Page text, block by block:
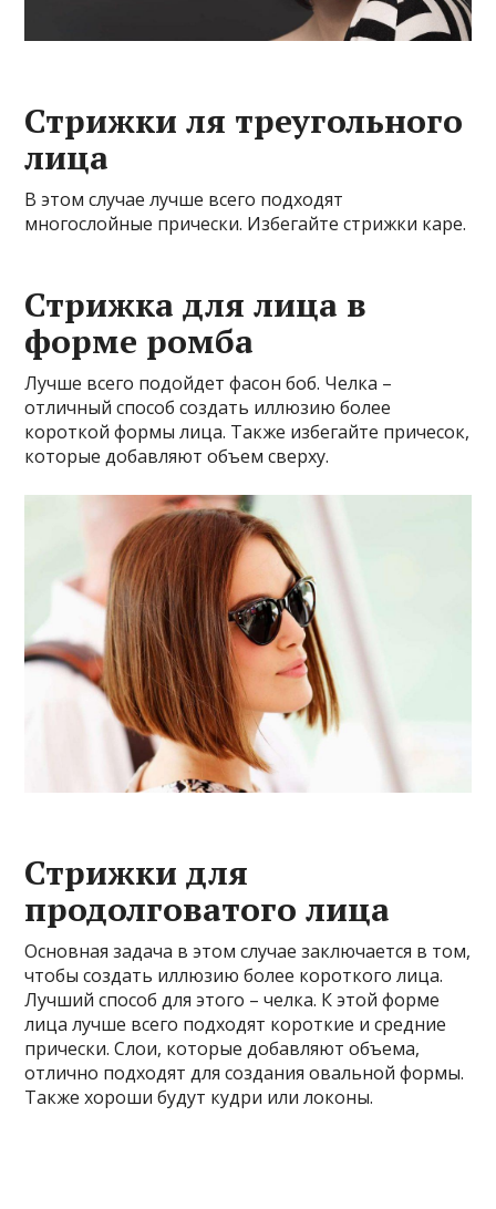
Стрижки ля треугольного
лица
В этом случае лучше всего подходят
многослойные прически. Избегайте стрижки каре.
Стрижка для лица в
форме ромба
Лучше всего подойдет фасон боб. Челка –
отличный способ создать иллюзию более
короткой формы лица. Также избегайте причесок,
которые добавляют объем сверху.
Стрижки для
продолговатого лица
Основная задача в этом случае заключается в том,
чтобы создать иллюзию более короткого лица.
Лучший способ для этого – челка. К этой форме
лица лучше всего подходят короткие и средние
прически. Слои, которые добавляют объема,
отлично подходят для создания овальной формы.
Также хороши будут кудри или локоны.